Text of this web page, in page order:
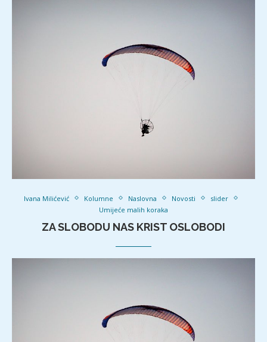
Ivana Milićević Kolumne Naslovna Novosti
slider
Umijeće malih koraka
ZA SLOBODU NAS KRIST OSLOBODI